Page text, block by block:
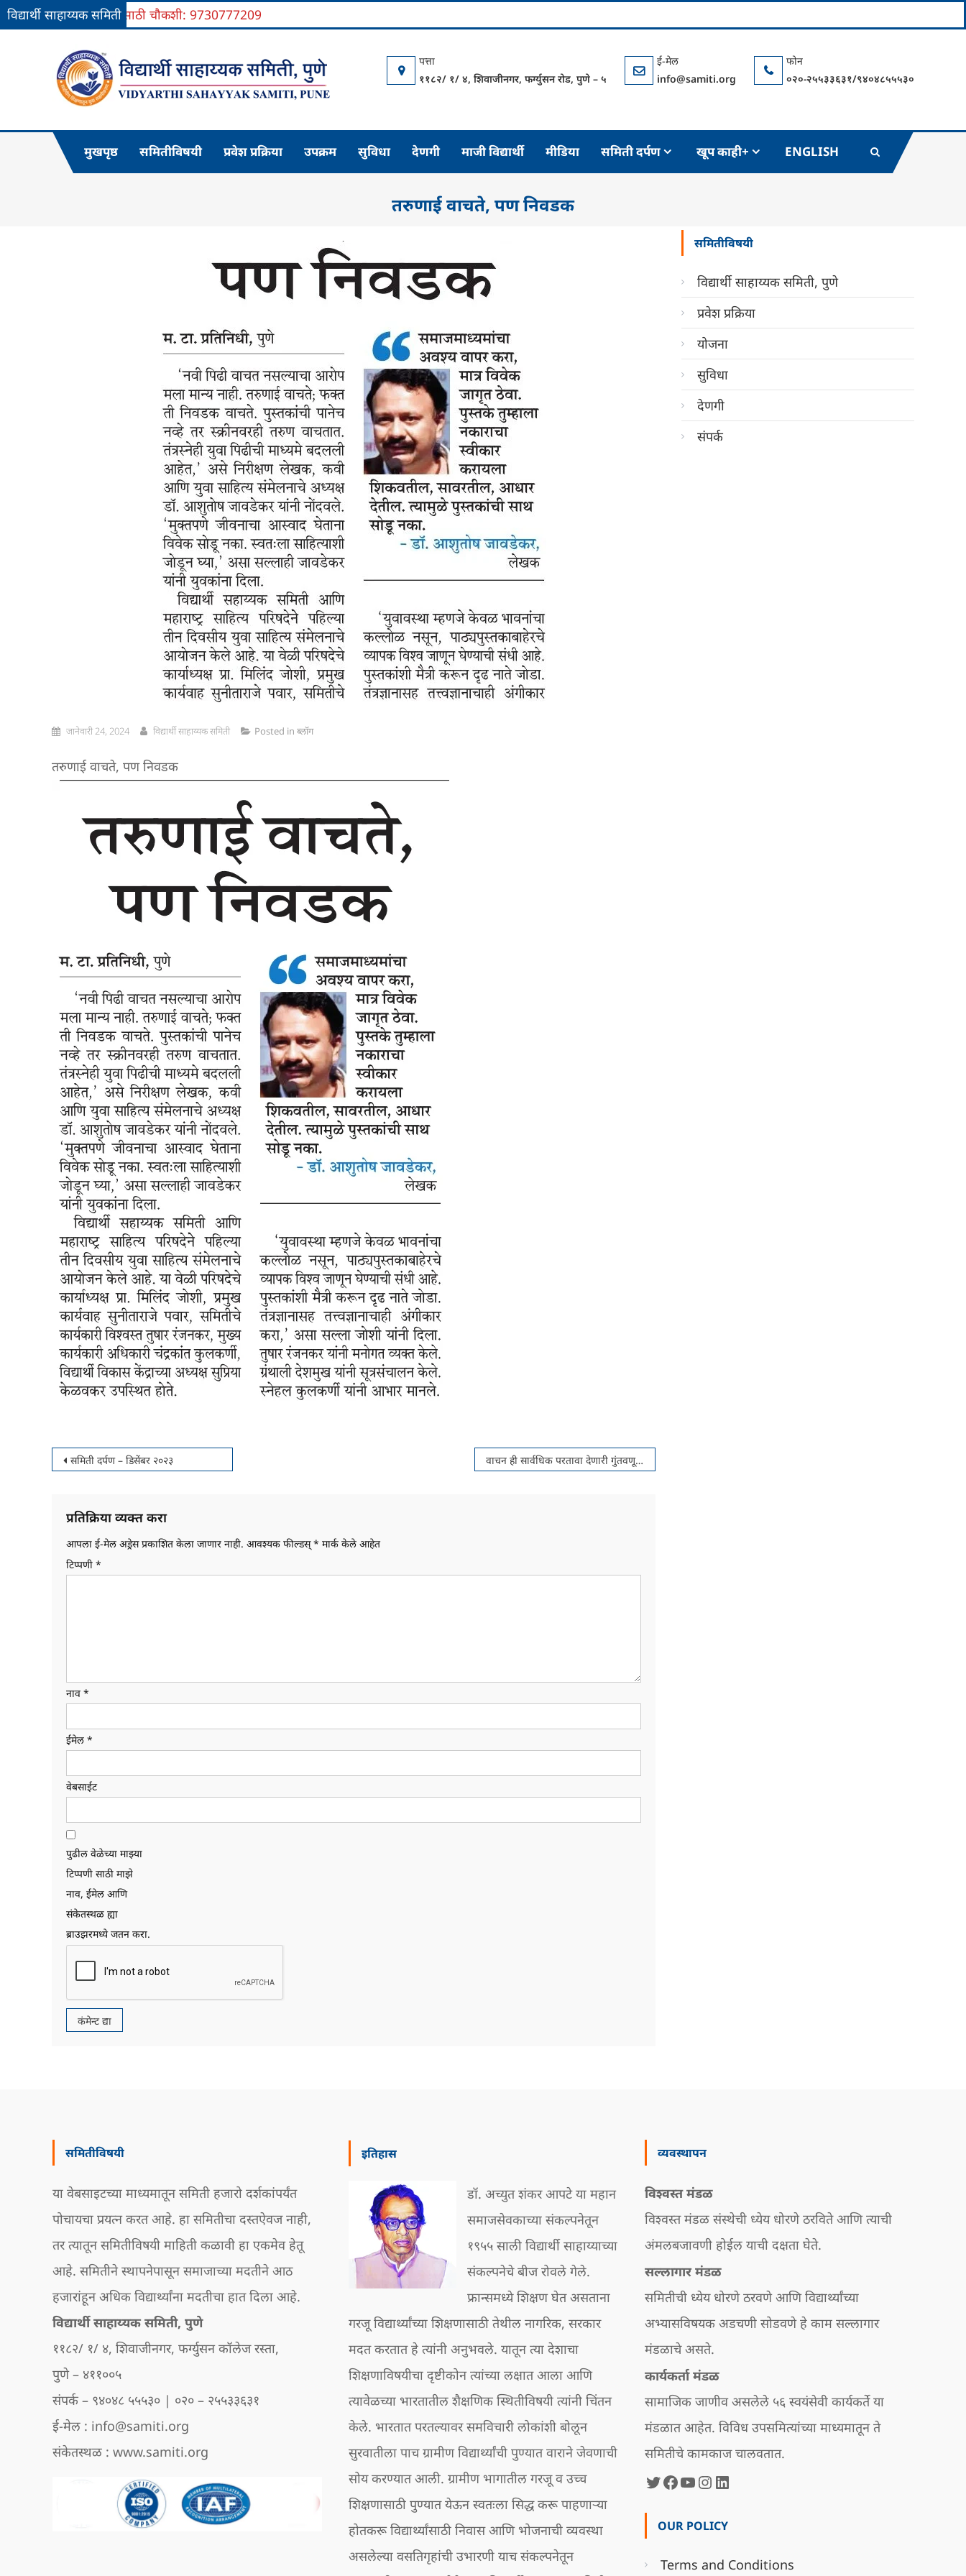
विद्यार्थी साहाय्यक समितीप्रवेशासाठी चौकशी: 9730777209
विद्यार्थी साहाय्यक समिती
युवा परिवर्तनाचे केंद्र
११८२/ १/ ४, शिवाजीनगर, फर्ग्युसन रोड, पुणे – ५
info@samiti.org ०२०-२५५३३६३१/९४०४८५५५३०
मुखपृष्ठ समितीविषयी प्रवेश प्रक्रिया उपक्रम सुविधा देणगी माजी विद्यार्थी मीडिया समिती दर्पण खूप काही+ ENGLISH
तरुणाई वाचते, पण निवडक
जानेवारी 24, 2024 विद्यार्थी साहाय्यक समिती Posted in ब्लॉग
तरुणाई वाचते, पण निवडक
पोस्टचे
समिती दर्पण – डिसेंबर २०२३ वाचन ही सार्वधिक परतावा देणारी गुंतवणूक
प्रतिक्रिया व्यक्त करा
आपला ई-मेल अड्रेस प्रकाशित केला जाणार नाही. आवश्यक फील्डस्* मार्क केले आहेत
टिप्पणी *
नाव *
ईमेल *
वेबसाईट
पुढील वेळेच्या माझ्या
टिप्पणी साठी माझे
नाव, ईमेल आणि
संकेतस्थळ ह्या
ब्राउझरमध्ये जतन करा.
समितीविषयी
विद्यार्थी साहाय्यक समिती, पुणे
प्रवेश प्रक्रिया
योजना
सुविधा
देणगी
संपर्क
समितीविषयी
या वेबसाइटच्या माध्यमातून समिती हजारो दर्शकांपर्यंत
पोचायचा प्रयत्न करत आहे. हा समितीचा दस्तऐवज नाही,
तर त्यातून समितीविषयी माहिती कळावी हा एकमेव हेतू
आहे. समितीने स्थापनेपासून समाजाच्या मदतीने आठ
हजारांहून अधिक विद्यार्थ्यांना मदतीचा हात दिला आहे.
विद्यार्थी साहाय्यक समिती, पुणे
११८२/ १/ ४, शिवाजीनगर, फर्ग्युसन कॉलेज रस्ता,
पुणे – ४११००५
संपर्क – ९४०४८ ५५५३० | ०२० – २५५३३६३१
ई-मेल : info@samiti.org
संकेतस्थळ : www.samiti.org
इतिहास
डॉ. अच्युत शंकर आपटे या महान
समाजसेवकाच्या संकल्पनेतून
१९५५ साली विद्यार्थी साहाय्याच्या
संकल्पनेचे बीज रोवले गेले.
फ्रान्समध्ये शिक्षण घेत असताना
गरजू विद्यार्थ्यांच्या शिक्षणासाठी तेथील नागरिक, सरकार
मदत करतात हे त्यांनी अनुभवले. यातून त्या देशाचा
शिक्षणाविषयीचा दृष्टीकोन त्यांच्या लक्षात आला आणि
त्यावेळच्या भारतातील शैक्षणिक स्थितीविषयी त्यांनी चिंतन
केले. भारतात परतल्यावर समविचारी लोकांशी बोलून
सुरवातीला पाच ग्रामीण विद्यार्थ्यांची पुण्यात वाराने जेवणाची
सोय करण्यात आली. ग्रामीण भागातील गरजू व उच्च
शिक्षणासाठी पुण्यात येऊन स्वतःला सिद्ध करू पाहणाऱ्या
होतकरू विद्यार्थ्यांसाठी निवास आणि भोजनाची व्यवस्था
असलेल्या वसतिगृहांची उभारणी याच संकल्पनेतून
व्यवस्थापन
विश्वस्त मंडळ
विश्वस्त मंडळ संस्थेची ध्येय धोरणे ठरविते आणि त्याची
अंमलबजावणी होईल याची दक्षता घेते.
सल्लागार मंडळ
समितीची ध्येय धोरणे ठरवणे आणि विद्यार्थ्यांच्या
अभ्यासविषयक अडचणी सोडवणे हे काम सल्लागार
मंडळाचे असते.
कार्यकर्ता मंडळ
सामाजिक जाणीव असलेले ५६ स्वयंसेवी कार्यकर्ते या
मंडळात आहेत. विविध उपसमित्यांच्या माध्यमातून ते
समितीचे कामकाज चालवतात.
Twitter
Facebook
युटयूबInstagram
LinkedIn
OUR POLICY
Terms and Conditions